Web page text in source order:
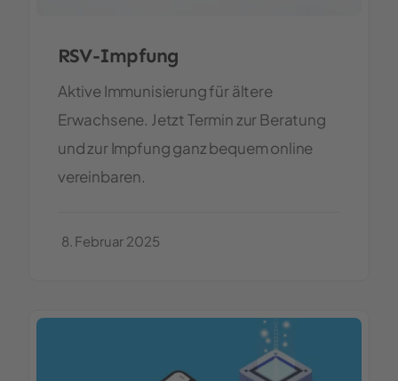
RSV-Impfung
Aktive Immunisierung für ältere
Erwachsene. Jetzt Termin zur Beratung
und zur Impfung ganz bequem online
vereinbaren.
8. Februar 2025